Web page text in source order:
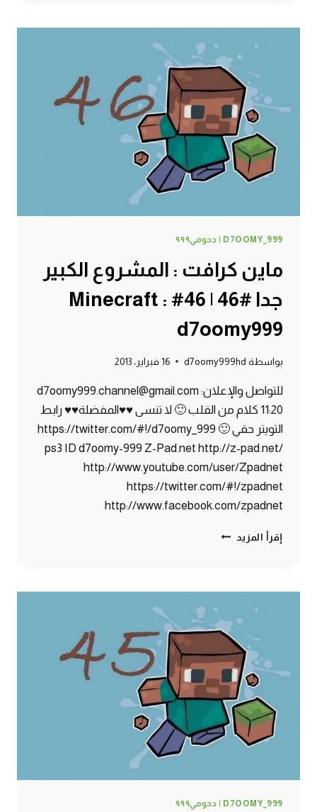
مشاهدة
#47
|
47#
MINECRAFT
:
D7OOMY999
D7OOMY_999 | دحومي٩٩٩
ماين كرافت : المشروع الكبير
جدا #46 | 46# Minecraft :
d7oomy999
بواسطة d7oomy999hd 16 فبراير، 2013
للتواصل والإعلان: d7oomy999.channel@gmail.com
11:20 كلام من القلب 🙂 لا تنسى ♥♥المفضلة♥♥ رابط
التويتر حقي 🙂 https://twitter.com/#!/d7oomy_999
ps3 ID d7oomy-999 Z-Pad.net http://z-pad.net/
http://www.youtube.com/user/Zpadnet
https://twitter.com/#!/zpadnet
http://www.facebook.com/zpadnet
إقرأ المزيد ماين
الكبير
#46
|
46#
MINECRAFT
:
D7OOMY999
D7OOMY_999 | دحومي٩٩٩